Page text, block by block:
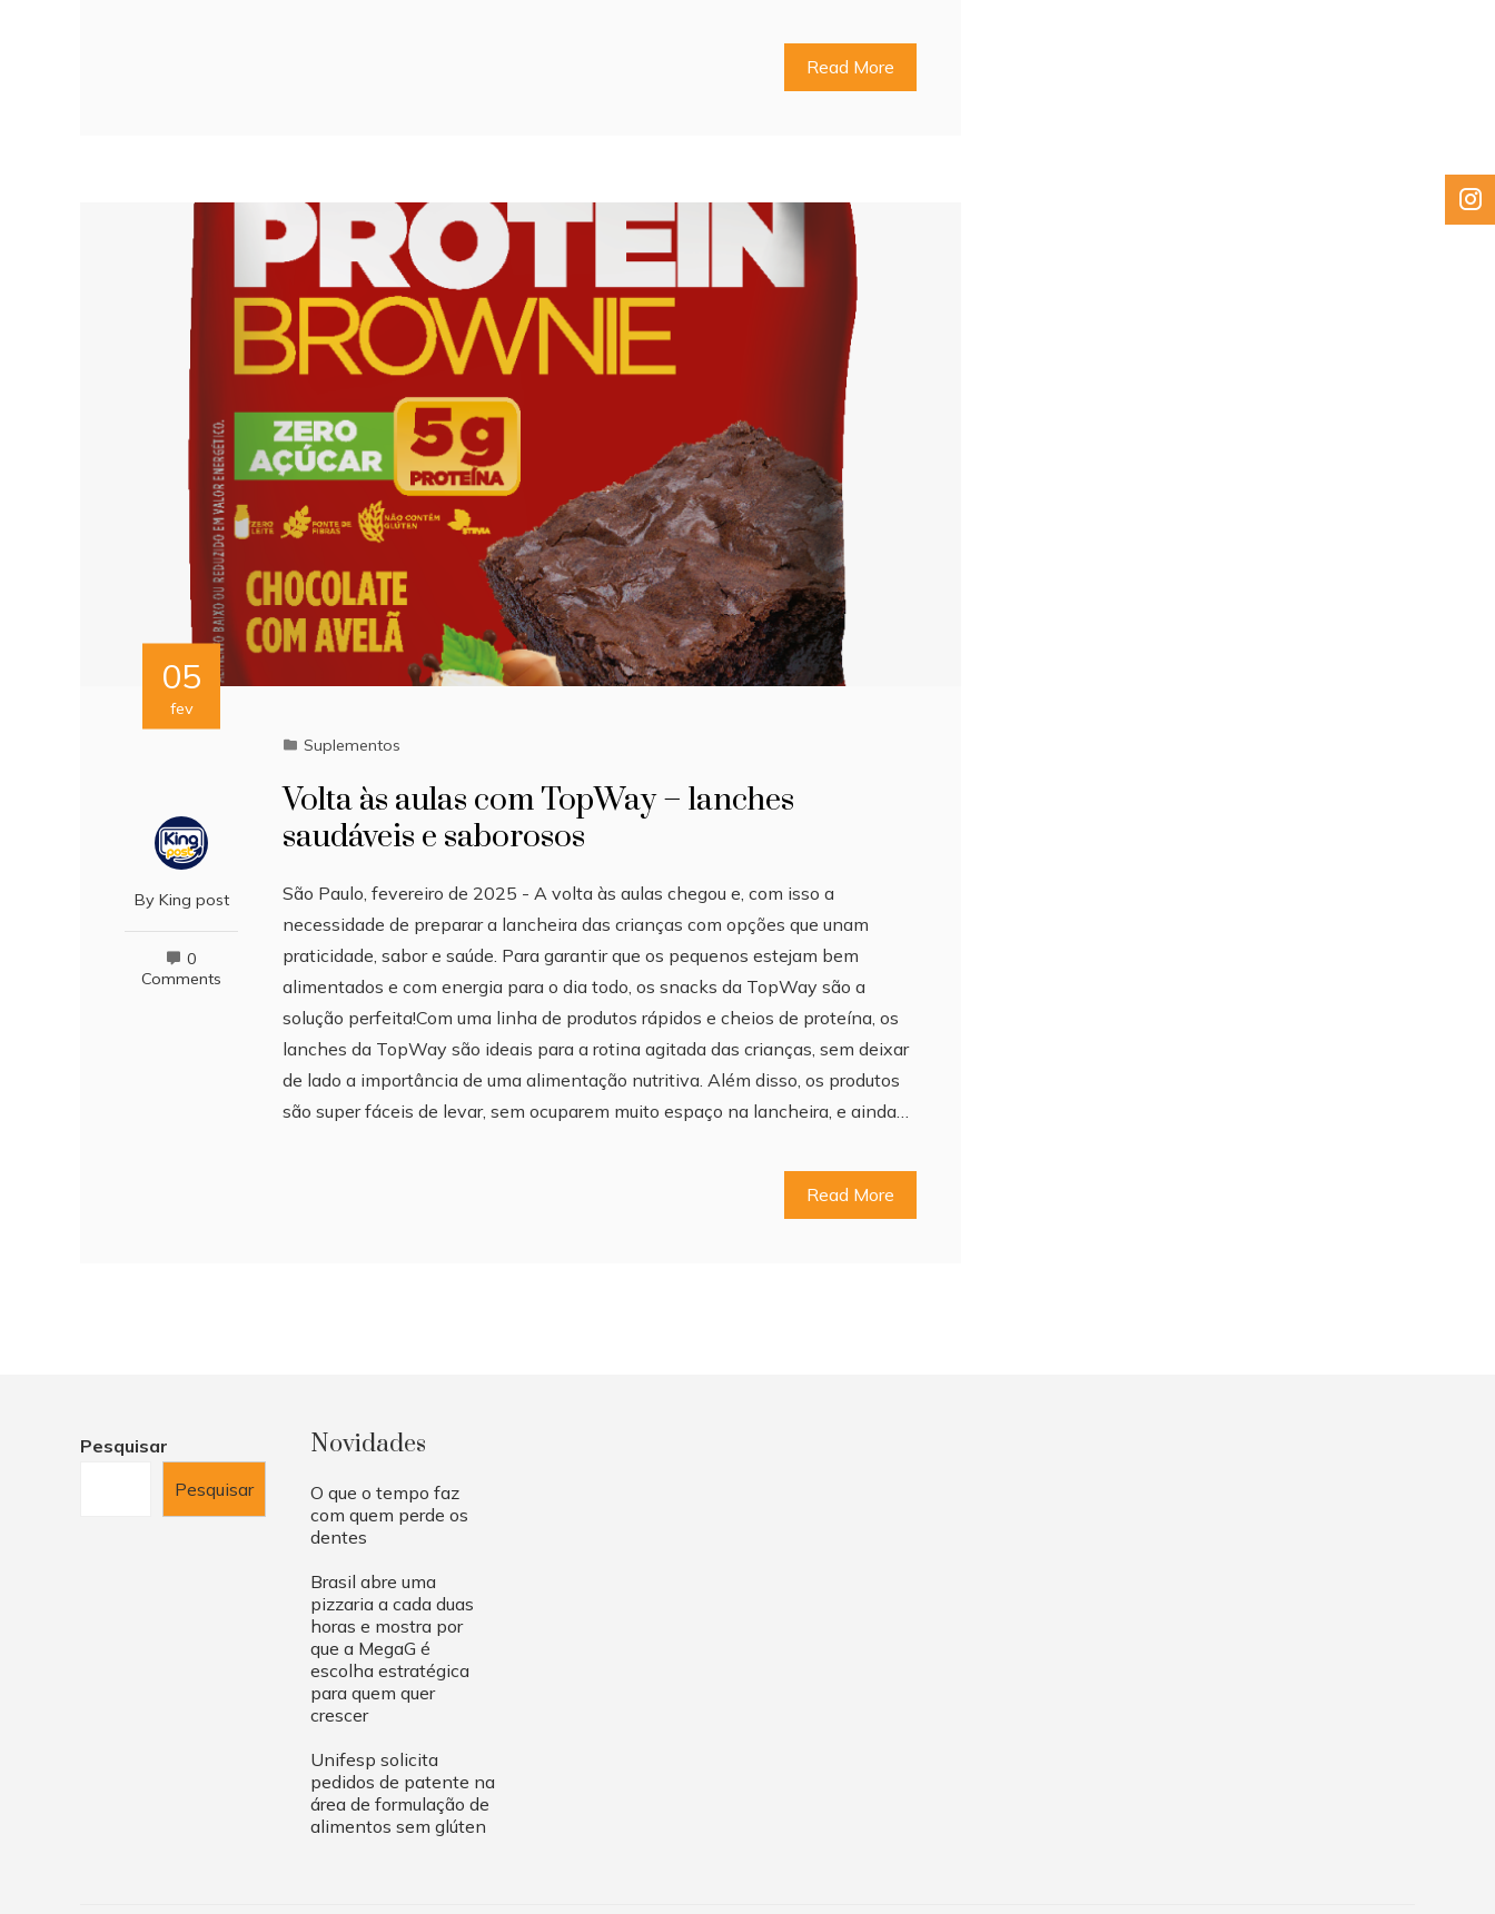
Read More
05
fev
By King post
0
Comments
Suplementos
Volta às aulas com TopWay – lanches
saudáveis e saborosos
São Paulo, fevereiro de 2025 - A volta às aulas chegou e, com isso a
necessidade de preparar a lancheira das crianças com opções que unam
praticidade, sabor e saúde. Para garantir que os pequenos estejam bem
alimentados e com energia para o dia todo, os snacks da TopWay são a
solução perfeita!Com uma linha de produtos rápidos e cheios de proteína, os
lanches da TopWay são ideais para a rotina agitada das crianças, sem deixar
de lado a importância de uma alimentação nutritiva. Além disso, os produtos
são super fáceis de levar, sem ocuparem muito espaço na lancheira, e ainda…
Read More
Pesquisar
Pesquisar
Novidades
O que o tempo faz
com quem perde os
dentes
Brasil abre uma
pizzaria a cada duas
horas e mostra por
que a MegaG é
escolha estratégica
para quem quer
crescer
Unifesp solicita
pedidos de patente na
área de formulação de
alimentos sem glúten